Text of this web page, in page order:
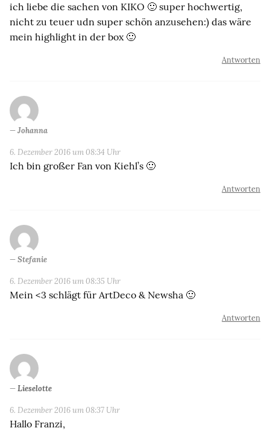
ich liebe die sachen von KIKO 🙂 super hochwertig,
nicht zu teuer udn super schön anzusehen:) das wäre
mein highlight in der box 🙂
Antworten
Johanna
6. Dezember 2016 um 08:34 Uhr
Ich bin großer Fan von Kiehl’s 🙂
Antworten
Stefanie
6. Dezember 2016 um 08:35 Uhr
Mein <3 schlägt für ArtDeco & Newsha 🙂
Antworten
Lieselotte
6. Dezember 2016 um 08:37 Uhr
Hallo Franzi,